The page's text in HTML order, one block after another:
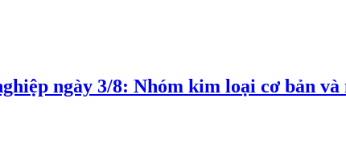
ngày 3/8: Nhóm kim loại cơ bản